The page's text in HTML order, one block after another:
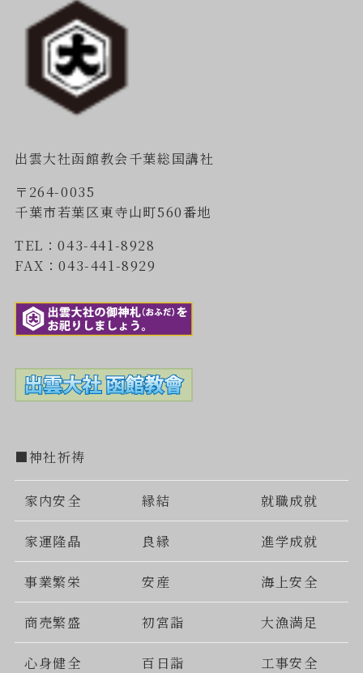
出雲大社函館教会千葉総国講社
〒264-0035
千葉市若葉区東寺山町560番地
TEL：043-441-8928
FAX：043-441-8929
■神社祈祷
家内安全 縁結 就職成就
家運隆晶 良縁 進学成就
事業繁栄 安産 海上安全
商売繁盛 初宮詣 大漁満足
心身健全 百日詣 工事安全